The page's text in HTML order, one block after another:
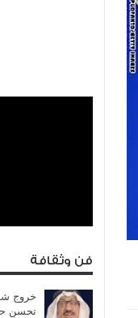
فن وثقافة
خروج
تحسن